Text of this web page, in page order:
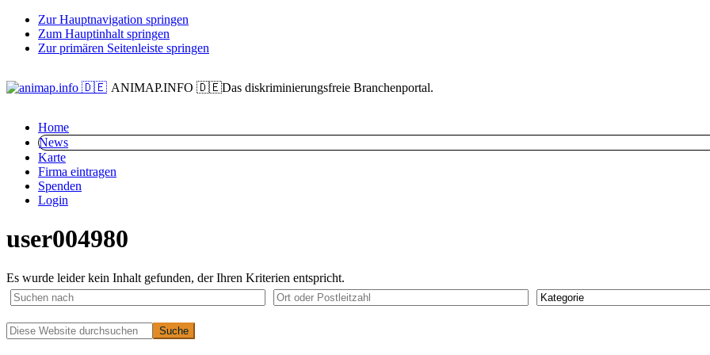
Zur Hauptnavigation springen
Zum Hauptinhalt springen
Zur primären Seitenleiste springen
ANIMAP.INFO 🇩🇪Das diskriminierungsfreie Branchenportal.
Home
News
Karte
Firma eintragen
Spenden
Login
user004980
Es wurde leider kein Inhalt gefunden, der Ihren Kriterien entspricht.
Primäre
Diese
Website